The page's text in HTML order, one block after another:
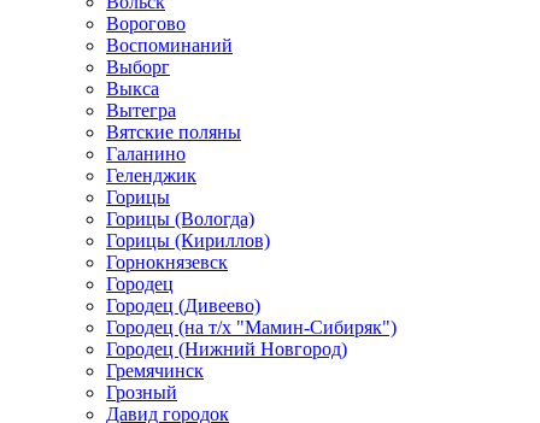
Ворогово
Воспоминаний
Выборг
Выкса
Вытегра
Вятские поляны
Галанино
Геленджик
Горицы
Горицы (Вологда)
Горицы (Кириллов)
Горнокнязевск
Городец
Городец (Дивеево)
Городец (на т/х "Мамин-Сибиряк")
Городец (Нижний Новгород)
Гремячинск
Грозный
Давид городок